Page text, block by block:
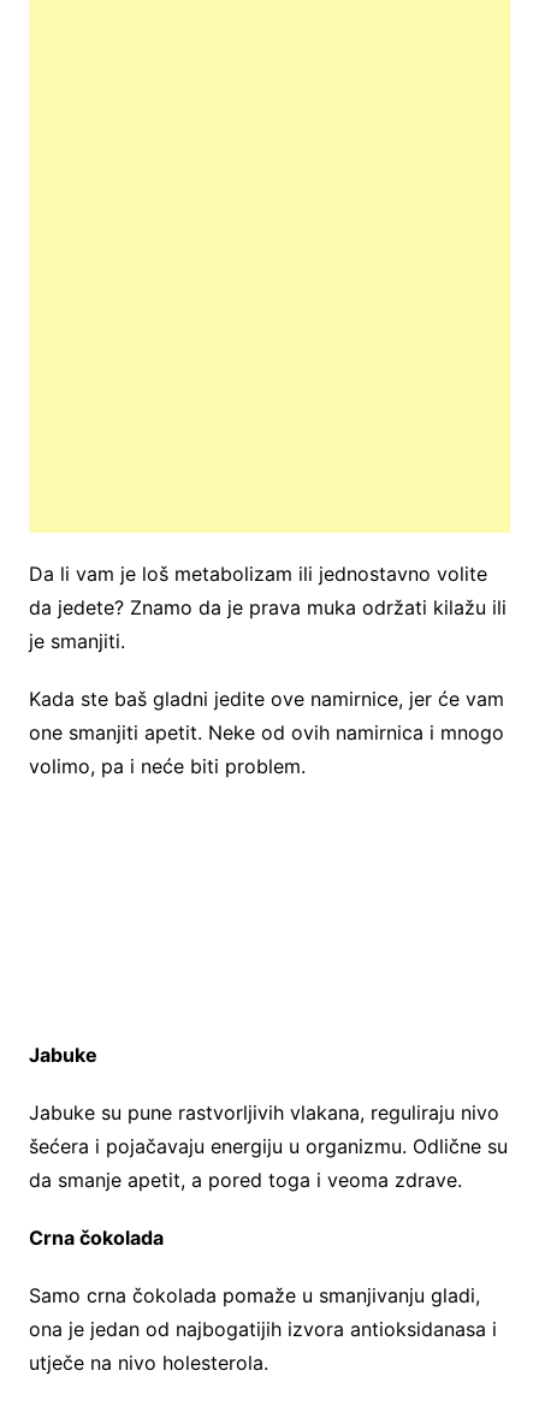
Da li vam je loš metabolizam ili jednostavno volite
da jedete? Znamo da je prava muka održati kilažu ili
je smanjiti.
Kada ste baš gladni jedite ove namirnice, jer će vam
one smanjiti apetit. Neke od ovih namirnica i mnogo
volimo, pa i neće biti problem.
Jabuke
Jabuke su pune rastvorljivih vlakana, reguliraju nivo
šećera i pojačavaju energiju u organizmu. Odlične su
da smanje apetit, a pored toga i veoma zdrave.
Crna čokolada
Samo crna čokolada pomaže u smanjivanju gladi,
ona je jedan od najbogatijih izvora antioksidanasa i
utječe na nivo holesterola.